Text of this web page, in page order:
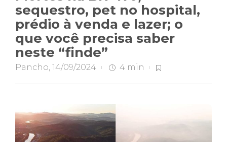
sequestro, pet no hospital,
prédio à venda e lazer; o
que você precisa saber
neste “finde”
Pancho, 14/09/2024 4 min